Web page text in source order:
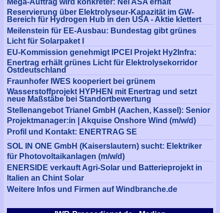
Mega-Auftrag wird konkreter: Nel ASA erhält
Reservierung über Elektrolyseur-Kapazität im GW-
Bereich für Hydrogen Hub in den USA - Aktie klettert
Meilenstein für EE-Ausbau: Bundestag gibt grünes
Licht für Solarpaket I
EU-Kommission genehmigt IPCEI Projekt Hy2Infra:
Enertrag erhält grünes Licht für Elektrolysekorridor
Ostdeutschland
Fraunhofer IWES kooperiert bei grünem
Wasserstoffprojekt HYPHEN mit Enertrag und setzt
neue Maßstäbe bei Standortbewertung
Stellenangebot Trianel GmbH (Aachen, Kassel): Senior
Projektmanager:in | Akquise Onshore Wind (m/w/d)
Profil und Kontakt: ENERTRAG SE
SOL IN ONE GmbH (Kaiserslautern) sucht: Elektriker
für Photovoltaikanlagen (m/w/d)
ENERSIDE verkauft Agri-Solar und Batterieprojekt in
Italien an Chint Solar
Weitere Infos und Firmen auf Windbranche.de